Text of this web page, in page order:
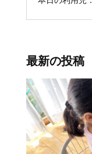
最新の投稿